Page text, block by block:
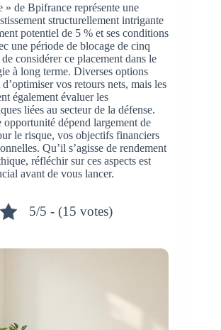
» de Bpifrance représente une
structurellement intrigante
potentiel de 5 % et ses conditions
une période de blocage de cinq
considérer ce placement dans le
à long terme. Diverses options
vos retours nets, mais les
également évaluer les
liées au secteur de la défense.
dépend largement de
le risque, vos objectifs financiers
Qu’il s’agisse de rendement
réfléchir sur ces aspects est
avant de vous lancer.
5/5 - (15 votes)